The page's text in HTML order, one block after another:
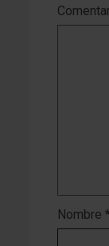
Nombre